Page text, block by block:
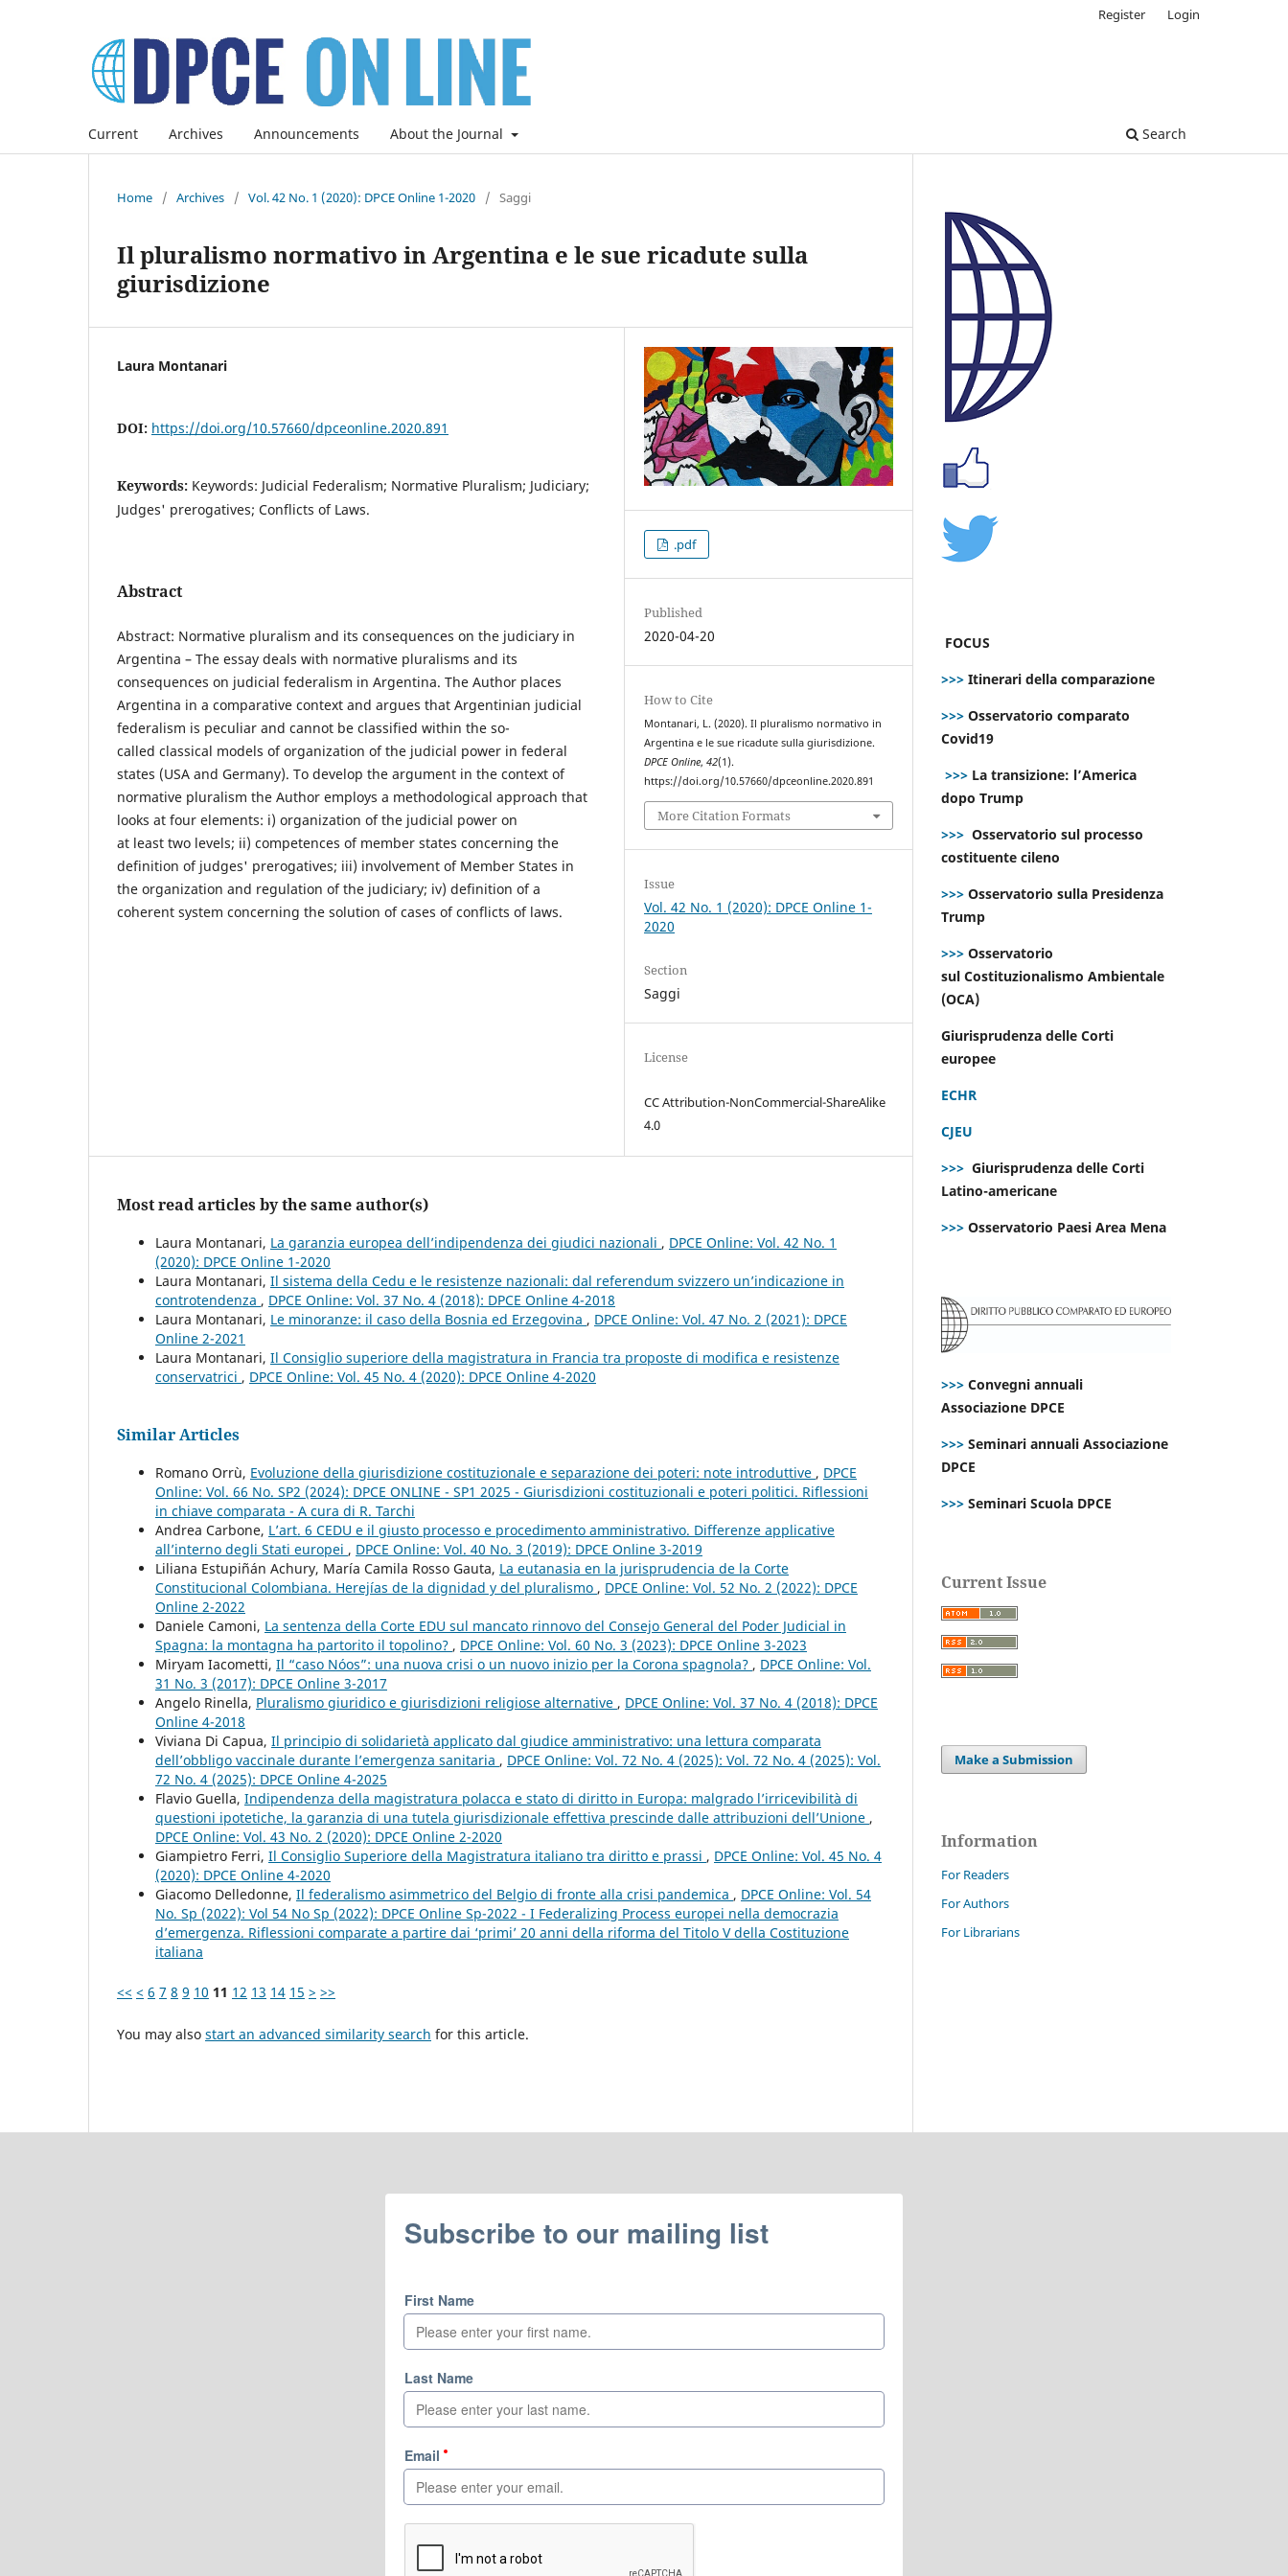
Current Archives Announcements About the Journal Search
Register Login
Home / Archives / Vol. 42 No. 1 (2020): DPCE Online 1-2020 / Saggi
Il pluralismo normativo in Argentina e le sue ricadute sulla
giurisdizione
Laura Montanari
DOI: https://doi.org/10.57660/dpceonline.2020.891
Keywords: Keywords: Judicial Federalism; Normative Pluralism; Judiciary;
Judges' prerogatives; Conflicts of Laws.
Abstract
Abstract: Normative pluralism and its consequences on the judiciary in
Argentina – The essay deals with normative pluralisms and its
consequences on judicial federalism in Argentina. The Author places
Argentina in a comparative context and argues that Argentinian judicial
federalism is peculiar and cannot be classified within the so-
called classical models of organization of the judicial power in federal
states (USA and Germany). To develop the argument in the context of
normative pluralism the Author employs a methodological approach that
looks at four elements: i) organization of the judicial power on
at least two levels; ii) competences of member states concerning the
definition of judges' prerogatives; iii) involvement of Member States in
the organization and regulation of the judiciary; iv) definition of a
coherent system concerning the solution of cases of conflicts of laws.
.pdf
Published
2020-04-20
How to Cite
Montanari, L. (2020). Il pluralismo normativo in
Argentina e le sue ricadute sulla giurisdizione.
DPCE Online,42(1).
https://doi.org/10.57660/dpceonline.2020.891
More Citation Formats
Issue
Vol. 42 No. 1 (2020): DPCE Online 1-
2020
Section
Saggi
License
CC Attribution-NonCommercial-ShareAlike
4.0
Most read articles by the same author(s)
Laura Montanari, La garanzia europea dell’indipendenza dei giudici nazionali , DPCE Online: Vol. 42 No. 1
(2020): DPCE Online 1-2020
Laura Montanari, Il sistema della Cedu e le resistenze nazionali: dal referendum svizzero un’indicazione in
controtendenza , DPCE Online: Vol. 37 No. 4 (2018): DPCE Online 4-2018
Laura Montanari, Le minoranze: il caso della Bosnia ed Erzegovina , DPCE Online: Vol. 47 No. 2 (2021): DPCE
Online 2-2021
Laura Montanari, Il Consiglio superiore della magistratura in Francia tra proposte di modifica e resistenze
conservatrici , DPCE Online: Vol. 45 No. 4 (2020): DPCE Online 4-2020
Similar Articles
Romano Orrù, Evoluzione della giurisdizione costituzionale e separazione dei poteri: note introduttive , DPCE
Online: Vol. 66 No. SP2 (2024): DPCE ONLINE - SP1 2025 - Giurisdizioni costituzionali e poteri politici. Riflessioni
in chiave comparata - A cura di R. Tarchi
Andrea Carbone, L’art. 6 CEDU e il giusto processo e procedimento amministrativo. Differenze applicative
all’interno degli Stati europei , DPCE Online: Vol. 40 No. 3 (2019): DPCE Online 3-2019
Liliana Estupiñán Achury, María Camila Rosso Gauta, La eutanasia en la jurisprudencia de la Corte
Constitucional Colombiana. Herejías de la dignidad y del pluralismo , DPCE Online: Vol. 52 No. 2 (2022): DPCE
Online 2-2022
Daniele Camoni, La sentenza della Corte EDU sul mancato rinnovo del Consejo General del Poder Judicial in
Spagna: la montagna ha partorito il topolino? , DPCE Online: Vol. 60 No. 3 (2023): DPCE Online 3-2023
Miryam Iacometti, Il “caso Nóos”: una nuova crisi o un nuovo inizio per la Corona spagnola? , DPCE Online: Vol.
31 No. 3 (2017): DPCE Online 3-2017
Angelo Rinella, Pluralismo giuridico e giurisdizioni religiose alternative , DPCE Online: Vol. 37 No. 4 (2018): DPCE
Online 4-2018
Viviana Di Capua, Il principio di solidarietà applicato dal giudice amministrativo: una lettura comparata
dell’obbligo vaccinale durante l’emergenza sanitaria , DPCE Online: Vol. 72 No. 4 (2025): Vol. 72 No. 4 (2025): Vol.
72 No. 4 (2025): DPCE Online 4-2025
Flavio Guella, Indipendenza della magistratura polacca e stato di diritto in Europa: malgrado l’irricevibilità di
questioni ipotetiche, la garanzia di una tutela giurisdizionale effettiva prescinde dalle attribuzioni dell’Unione ,
DPCE Online: Vol. 43 No. 2 (2020): DPCE Online 2-2020
Giampietro Ferri, Il Consiglio Superiore della Magistratura italiano tra diritto e prassi , DPCE Online: Vol. 45 No. 4
(2020): DPCE Online 4-2020
Giacomo Delledonne, Il federalismo asimmetrico del Belgio di fronte alla crisi pandemica , DPCE Online: Vol. 54
No. Sp (2022): Vol 54 No Sp (2022): DPCE Online Sp-2022 - I Federalizing Process europei nella democrazia
d’emergenza. Riflessioni comparate a partire dai ‘primi’ 20 anni della riforma del Titolo V della Costituzione
italiana
<< < 6 7 8 9 10 11 12 13 14 15 > >>
You may also start an advanced similarity search for this article.
FOCUS
>>> Itinerari della comparazione
>>> Osservatorio comparato
Covid19
>>> La transizione: l’America
dopo Trump
>>> Osservatorio sul processo
costituente cileno
>>> Osservatorio sulla Presidenza
Trump
>>> Osservatorio
sul Costituzionalismo Ambientale
(OCA)
Giurisprudenza delle Corti
europee
ECHR
CJEU
>>> Giurisprudenza delle Corti
Latino-americane
>>> Osservatorio Paesi Area Mena
>>> Convegni annuali
Associazione DPCE
>>> Seminari annuali Associazione
DPCE
>>> Seminari Scuola DPCE
Current Issue
Make a Submission
Information
For Readers
For Authors
For Librarians